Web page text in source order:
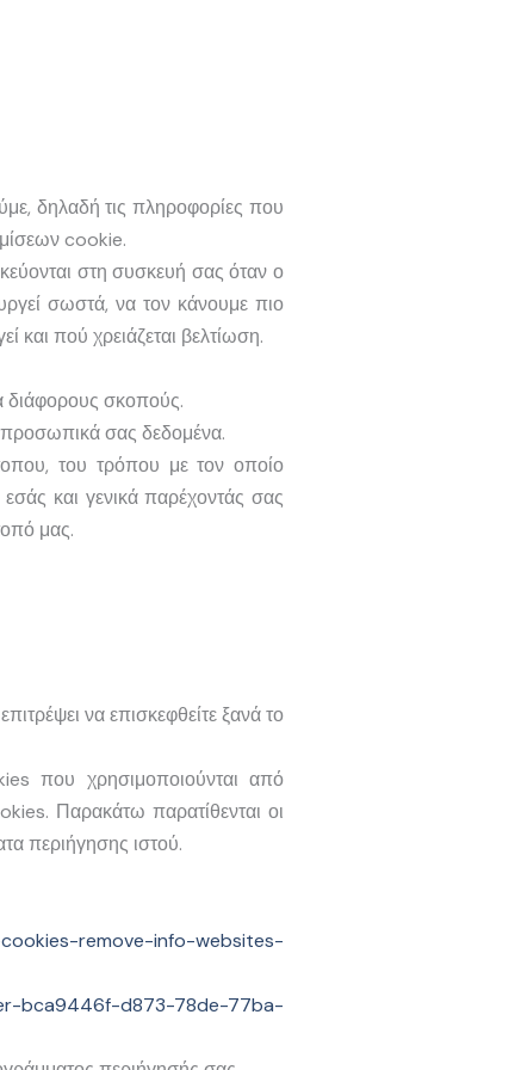
δηλαδή τις πληροφορίες που
cookie.
στη συσκευή σας όταν ο
σωστά, να τον κάνουμε πιο
και πού χρειάζεται βελτίωση.
διάφορους σκοπούς.
προσωπικά σας δεδομένα.
του τρόπου με τον οποίο
και γενικά παρέχοντάς σας
μας.
να επισκεφθείτε ξανά το
που χρησιμοποιούνται από
Παρακάτω παρατίθενται οι
περιήγησης ιστού.
remove-info-websites-
bca9446f-d873-78de-77ba-